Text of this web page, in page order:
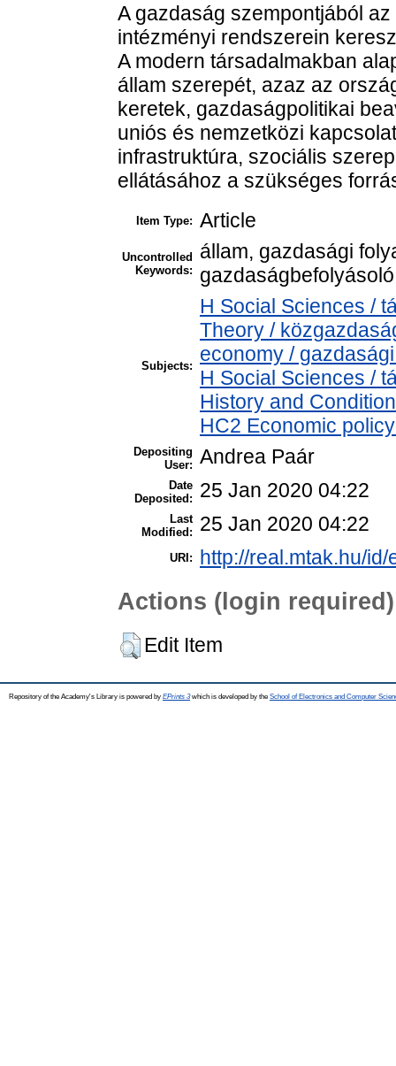
A gazdaság szempontjából
intézményi rendszerein
A modern társadalmakban
állam szerepét, azaz az
keretek, gazdaságpolitikai
uniós és nemzetközi
infrastruktúra, szociális
ellátásához a szükséges
Item Type: Article
Uncontrolled
Keywords:
állam, gazdasági
Subjects:
H Social Sciences /
Theory /
economy /
H Social Sciences /
History and
HC2 Economic
Depositing
User: Andrea Paár
Date
Deposited:
25 Jan 2020 04:22
Last
Modified:
25 Jan 2020 04:22
URI: http://real.mtak.hu/
Actions (login required)
Edit Item
Repository of the Academy's Library is powered by EPrints 3which is developed by the School of Electronics and Computer